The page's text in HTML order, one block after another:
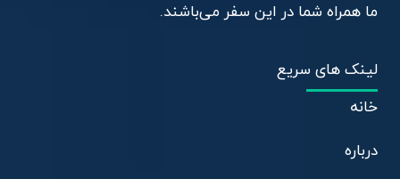
ما همراه شما در این سفر می‌باشند.
لینک های سریع
خانه
درباره